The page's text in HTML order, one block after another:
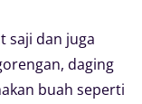
saji dan juga
daging
buah seperti